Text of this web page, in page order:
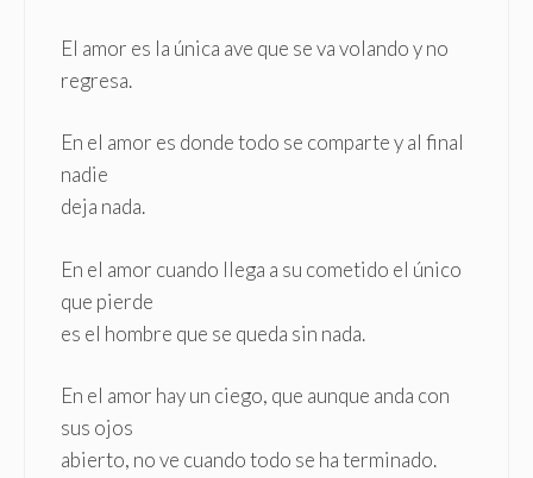
El amor es la única ave que se va volando y no
regresa.
En el amor es donde todo se comparte y al final
nadie
deja nada.
En el amor cuando llega a su cometido el único
que pierde
es el hombre que se queda sin nada.
En el amor hay un ciego, que aunque anda con
sus ojos
abierto, no ve cuando todo se ha terminado.